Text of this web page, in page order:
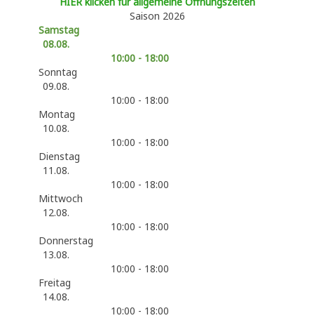
Saison 2026
Samstag
08.08.
10:00 - 18:00
Sonntag
09.08.
10:00 - 18:00
Montag
10.08.
10:00 - 18:00
Dienstag
11.08.
10:00 - 18:00
Mittwoch
12.08.
10:00 - 18:00
Donnerstag
13.08.
10:00 - 18:00
Freitag
14.08.
10:00 - 18:00